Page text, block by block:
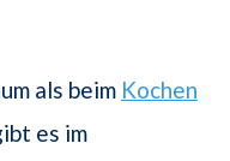
als beim Kochen
es im